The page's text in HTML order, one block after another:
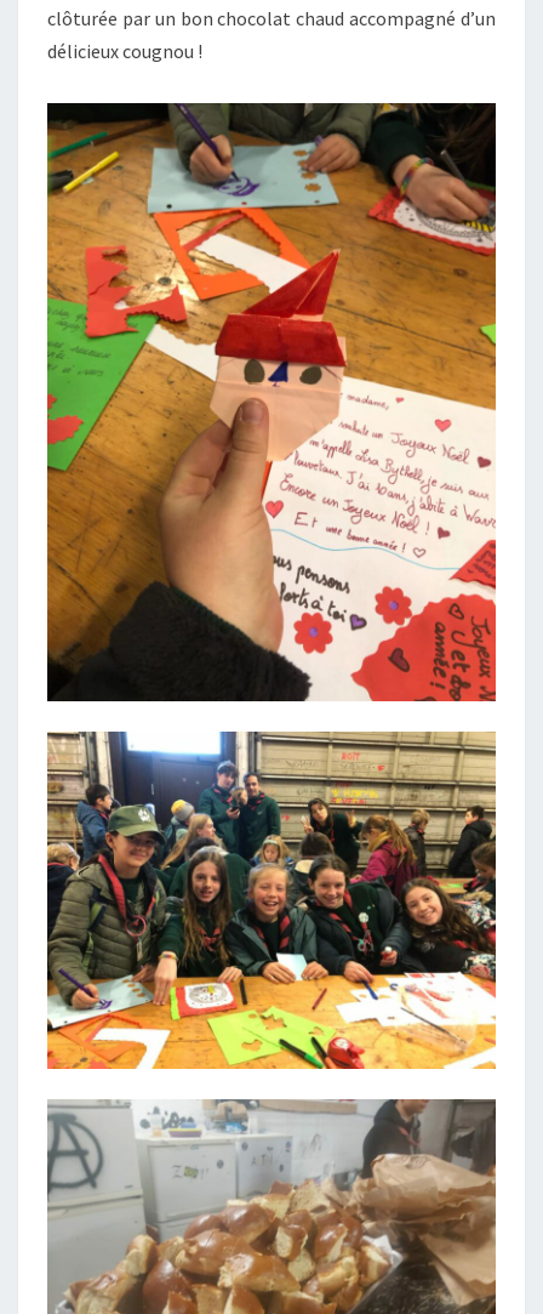
0
clôturée par un bon chocolat chaud accompagné d’un
délicieux cougnou !